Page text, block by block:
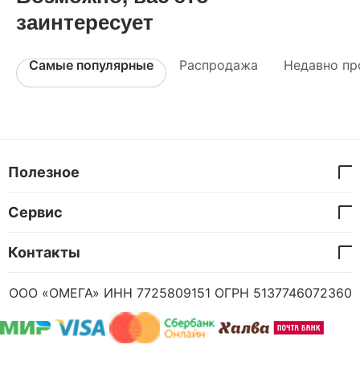
заинтересует
Самые популярные Распродажа Недавно
Полезное
Сервис
Контакты
ООО «ОМЕГА» ИНН 7725809151 ОГРН 5137746072360